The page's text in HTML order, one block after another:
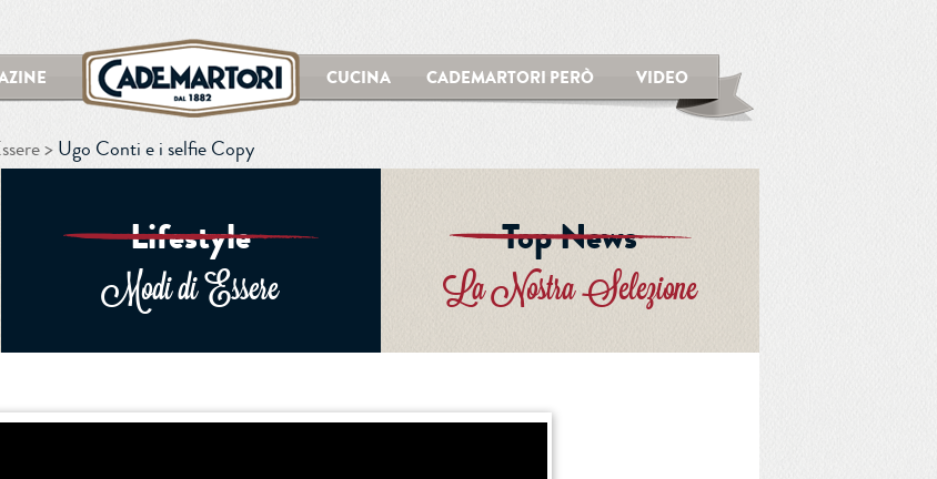
CUCINA CADEMARTORI PERÒ VIDEO
Ugo Conti e i selfie Copy
Lifestyle
Modi di Essere
Top News
La Nostra Selezione